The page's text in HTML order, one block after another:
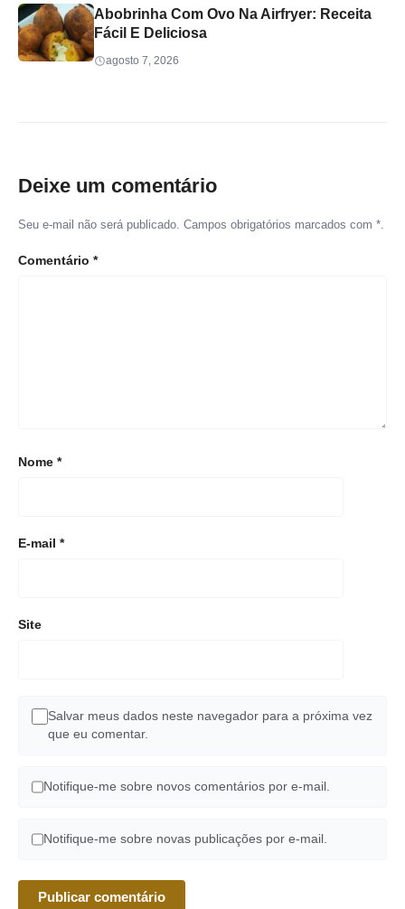
Abobrinha Com Ovo Na Airfryer: Receita
Fácil E Deliciosa
agosto 7, 2026
Deixe um comentário
Seu e-mail não será publicado. Campos obrigatórios marcados com *.
Comentário *
Nome *
E-mail *
Site
Salvar meus dados neste navegador para a próxima vez
que eu comentar.
Notifique-me sobre novos comentários por e-mail.
Notifique-me sobre novas publicações por e-mail.